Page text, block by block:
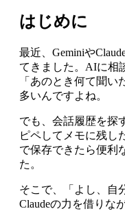
はじめに
最近、Geminiや
てきました。AIに相
「あのとき何て聞
多いんですよね。
でも、会話履歴を探
ピペしてメモに残し
で保存できたら便利
た。
そこで、「よし、自
Claudeの力を借りな